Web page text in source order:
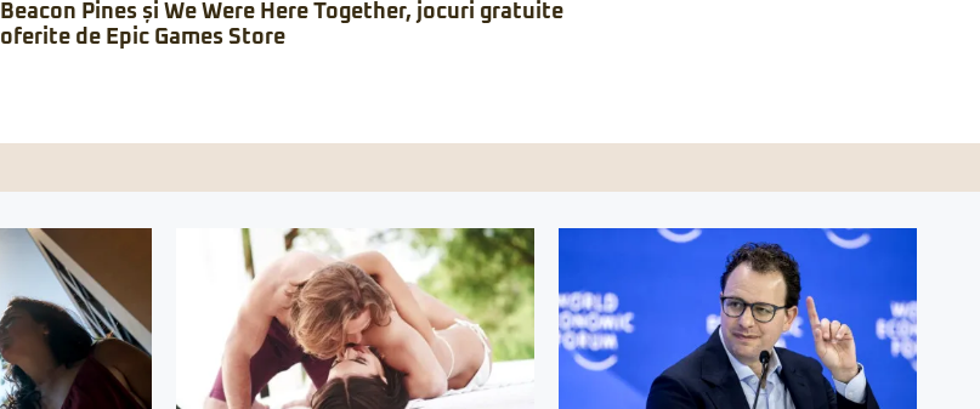
Beacon Pines și We Were Here Together, jocuri gratuite
oferite de Epic Games Store